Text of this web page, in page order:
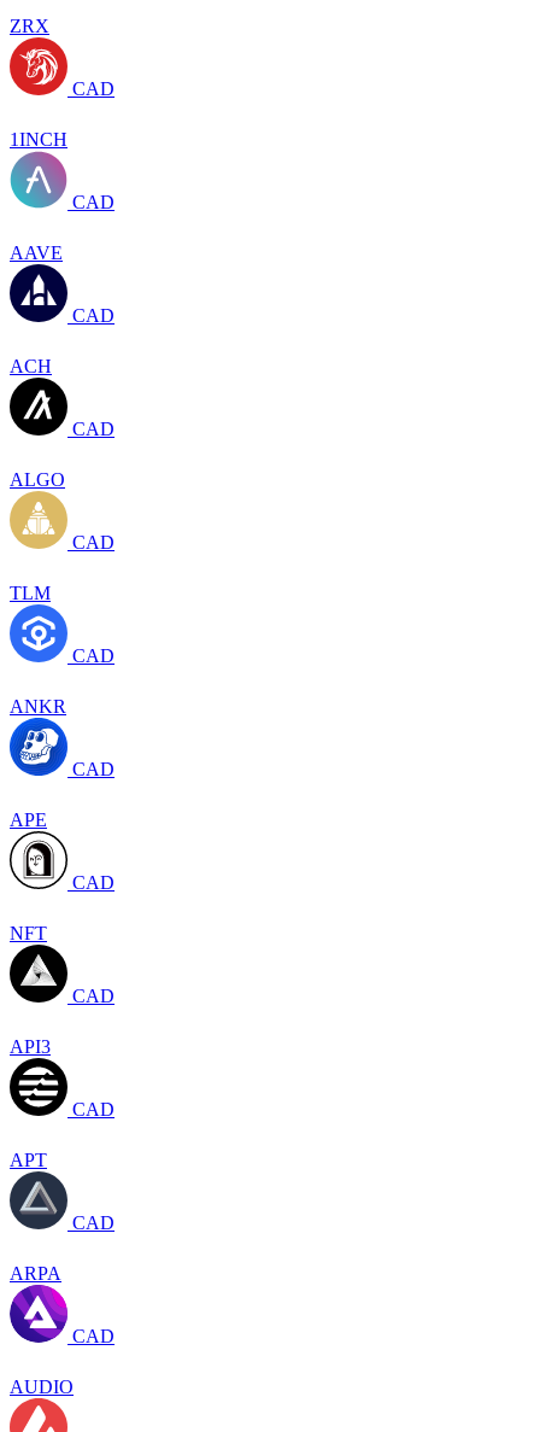
ZRX
CAD
1INCH
CAD
AAVE
CAD
ACH
CAD
ALGO
CAD
TLM
CAD
ANKR
CAD
APE
CAD
NFT
CAD
API3
CAD
APT
CAD
ARPA
CAD
AUDIO